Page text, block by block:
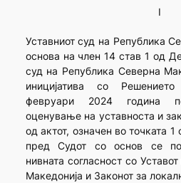
I
Уставниот суд на Република
основа на член 14 став 1 од
суд на Република Северна
иницијатива со
февруари 2024 година
оценување на уставноста и
од актот, означен во точката
пред Судот со основ се
нивната согласност со
Македонија и Законот за